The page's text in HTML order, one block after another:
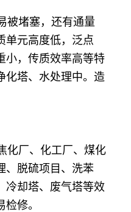
被堵塞，还有通量
单元高度低，泛点
小，传质效率高等特
化塔、水处理中。造
化厂、化工厂、煤化
、脱硫项目、洗苯
冷却塔、废气塔等效
修。